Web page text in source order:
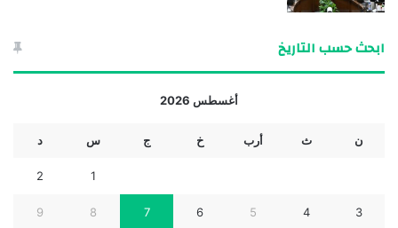
ابحث حسب التاريخ
أغسطس 2026
ن ث أرب خ ج س د
1
2
3
4
5
6
7
8
9